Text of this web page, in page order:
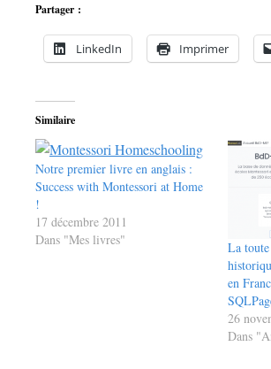
Partager :
LinkedIn Imprimer
Similaire
Notre premier livre en anglais :
Success with Montessori at Home
!
17 décembre 2011
Dans "Mes livres"
La toute
en
26
Dans